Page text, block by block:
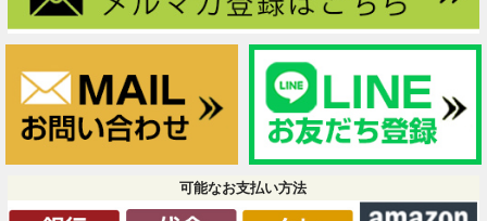
可能なお支払い方法